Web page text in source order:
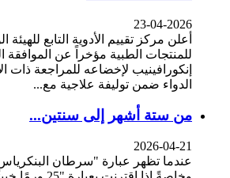
23-04-2026
أعلن مركز تقييم الأدوية التابع للهيئة
للمنتجات الطبية مؤخراً عن الموافقة
إنكورافينيب لإخضاعه للمراجعة ذات
الدواء ضمن توليفة علاجية مع...
من ستة أشهر إلى سنتين...
2026-04-21
عندما تظهر عبارة "سرطان